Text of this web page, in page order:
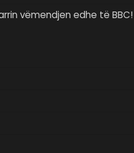
vëmendjen edhe të BBC!